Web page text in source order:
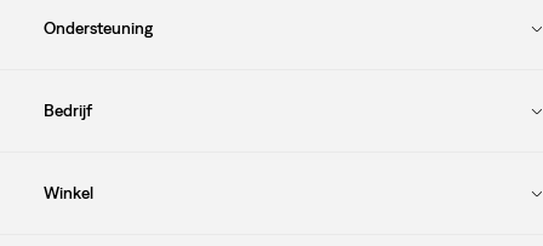
Ondersteuning
Bedrijf
Winkel